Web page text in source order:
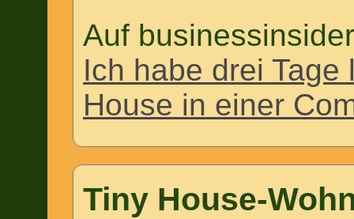
Auf
Ich habe drei
House in einer
Tiny House-